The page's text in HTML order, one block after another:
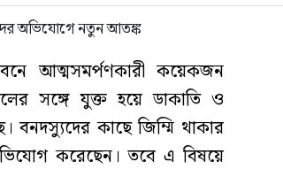
আত্মসমর্পণকারী কয়েকজন
সঙ্গে যুক্ত হয়ে ডাকাতি ও
বনদস্যুদের কাছে জিম্মি থাকার
করেছেন। তবে এ বিষয়ে